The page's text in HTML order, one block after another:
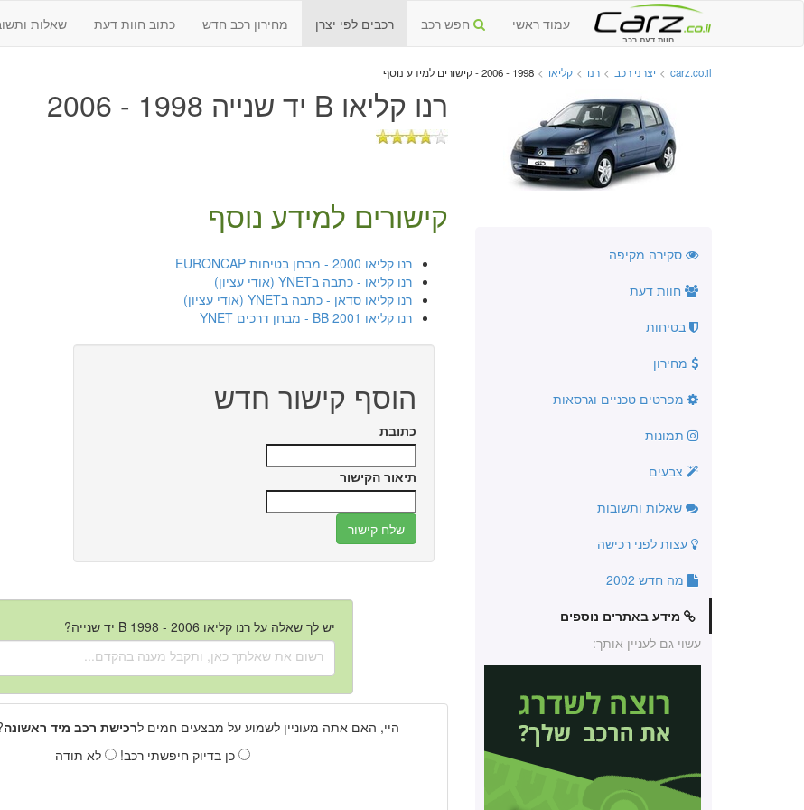
חוות דעת רכב
עמוד ראשי חפש רכב רכבים לפי יצרן מחירון רכב חדש כתוב חוות דעת שאלות
carz.co.il
> יצרני רכב > רנו > קליאו > 1998 - 2006 - קישורים למידע נוסף
רנו קליאו B יד שנייה 1998 - 2006
סקירה מקיפה
חוות דעת
בטיחות
מחירון
מפרטים טכניים וגרסאות
תמונות
צבעים
שאלות ותשובות
עצות לפני רכישה
מה חדש 2002
מידע באתרים נוספים
עשוי גם לעניין אותך:
קישורים למידע נוסף
רנו קליאו 2000 - מבחן בטיחות EURONCAP
רנו קליאו - כתבה בYNET (אודי עציון)
רנו קליאו סדאן - כתבה בYNET (אודי עציון)
רנו קליאו BB 2001 - מבחן דרכים YNET
הוסף קישור חדש
כתובת
תיאור הקישור
יש לך שאלה על רנו קליאו B 1998 - 2006 יד שנייה?
היי, האם אתה מעוניין לשמוע על מבצעים חמים לרכישת רכב מיד ראשונה
כן בדיוק חיפשתי רכב!
לא תודה